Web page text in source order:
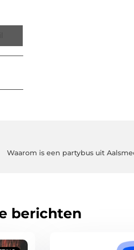
Waarom is een partybus uit
berichten